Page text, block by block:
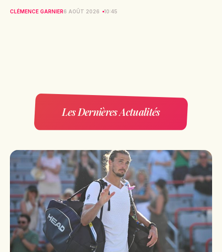
CLÉMENCE GARNIER6 AOÛT 2026 10:45
Les Dernières Actualités